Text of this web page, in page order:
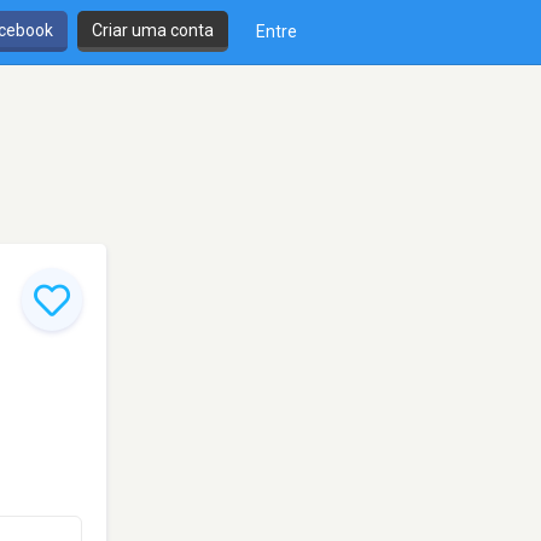
Criar uma conta Entre